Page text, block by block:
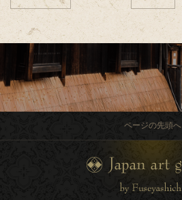
ページの先頭へ